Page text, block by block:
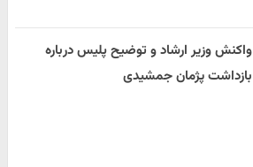
واکنش وزیر ارشاد و توضیح پلیس درباره
بازداشت پژمان جمشیدی